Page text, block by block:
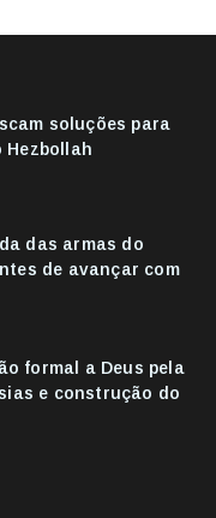
soluções para
Hezbollah
das armas do
de avançar com
formal a Deus pela
e construção do